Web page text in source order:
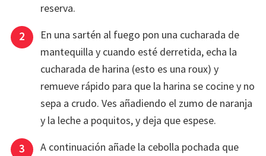
reserva.
En una sartén al fuego pon una cucharada de
mantequilla y cuando esté derretida, echa la
cucharada de harina (esto es una roux) y
remueve rápido para que la harina se cocine y no
sepa a crudo. Ves añadiendo el zumo de naranja
y la leche a poquitos, y deja que espese.
A continuación añade la cebolla pochada que